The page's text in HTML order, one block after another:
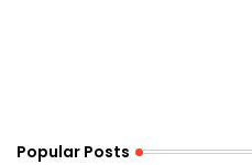
Popular Posts